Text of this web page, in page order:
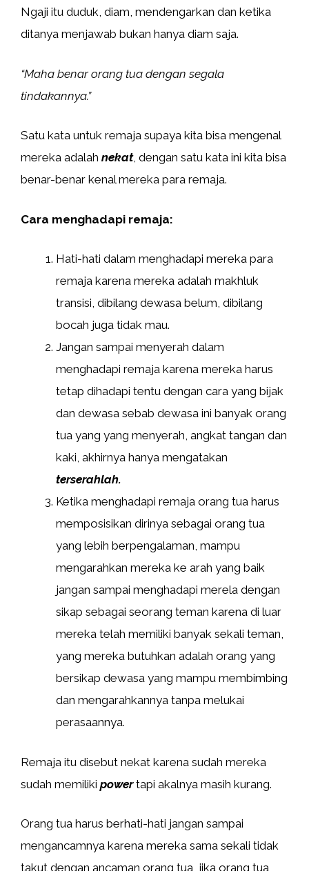
Ngaji itu duduk, diam, mendengarkan dan ketika
ditanya menjawab bukan hanya diam saja.
“Maha benar orang tua dengan segala
tindakannya.”
Satu kata untuk remaja supaya kita bisa mengenal
mereka adalah nekat, dengan satu kata ini kita bisa
benar-benar kenal mereka para remaja.
Cara menghadapi remaja:
Hati-hati dalam menghadapi mereka para
remaja karena mereka adalah makhluk
transisi, dibilang dewasa belum, dibilang
bocah juga tidak mau.
Jangan sampai menyerah dalam
menghadapi remaja karena mereka harus
tetap dihadapi tentu dengan cara yang bijak
dan dewasa sebab dewasa ini banyak orang
tua yang yang menyerah, angkat tangan dan
kaki, akhirnya hanya mengatakan
terserahlah.
Ketika menghadapi remaja orang tua harus
memposisikan dirinya sebagai orang tua
yang lebih berpengalaman, mampu
mengarahkan mereka ke arah yang baik
jangan sampai menghadapi merela dengan
sikap sebagai seorang teman karena di luar
mereka telah memiliki banyak sekali teman,
yang mereka butuhkan adalah orang yang
bersikap dewasa yang mampu membimbing
dan mengarahkannya tanpa melukai
perasaannya.
Remaja itu disebut nekat karena sudah mereka
sudah memiliki powertapi akalnya masih kurang.
Orang tua harus berhati-hati jangan sampai
mengancamnya karena mereka sama sekali tidak
takut dengan ancaman orang tua, jika orang tua